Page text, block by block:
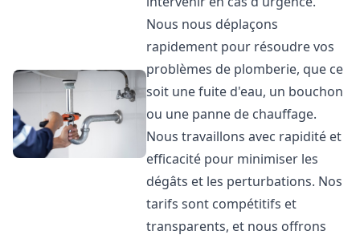
Nous nous déplaçons
rapidement pour résoudre vos
problèmes de plomberie, que ce
soit une fuite d'eau, un bouchon
ou une panne de chauffage.
Nous travaillons avec rapidité et
efficacité pour minimiser les
dégâts et les perturbations. Nos
tarifs sont compétitifs et
transparents, et nous offrons